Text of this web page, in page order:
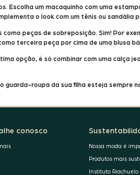
Escolha um macaquinho com uma
o look com um tênis ousandália
peças de sobreposição. Sim! Por
terceira peça por cima de uma blusa
opção, é só combinar com uma calça
guarda-roupa da sua filha esteja sempre
conosco
Nossa moda é
Produtos mais
Instituto Riachuelo